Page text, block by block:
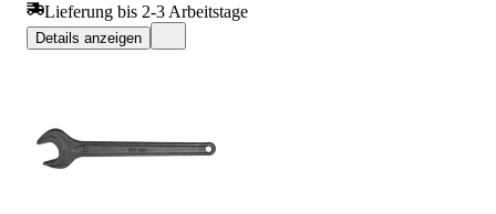
Lieferung bis 2-3 Arbeitstage
Details anzeigen